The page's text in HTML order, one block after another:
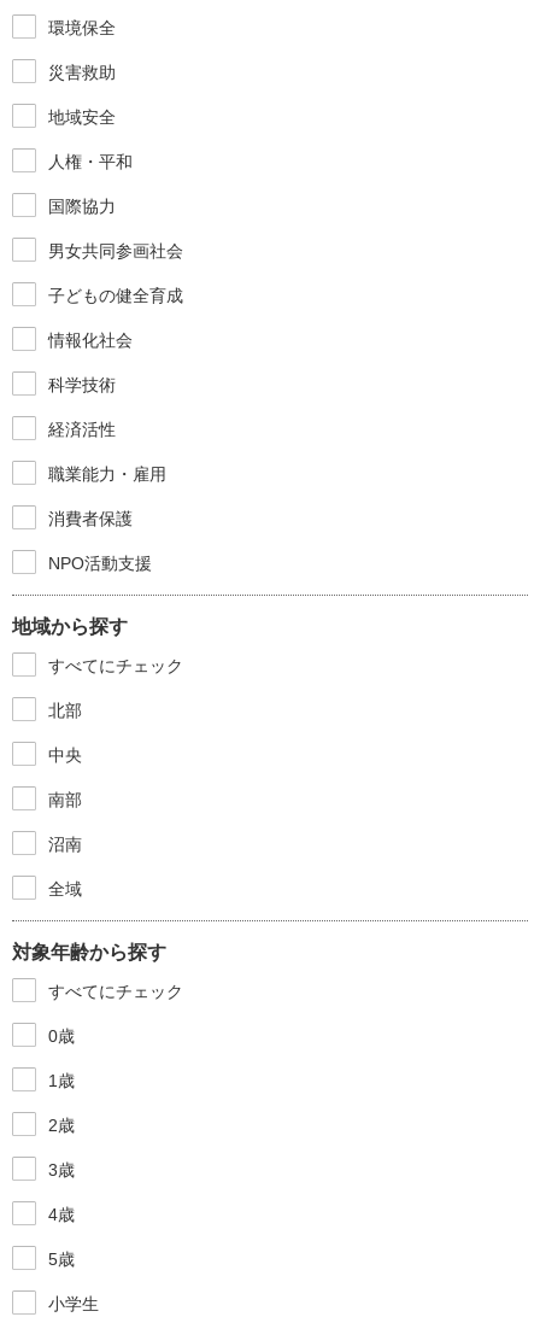
環境保全
災害救助
地域安全
人権・平和
国際協力
男女共同参画社会
子どもの健全育成
情報化社会
科学技術
経済活性
職業能力・雇用
消費者保護
NPO活動支援
地域から探す
すべてにチェック
北部
中央
南部
沼南
全域
対象年齢から探す
すべてにチェック
0歳
1歳
2歳
3歳
4歳
5歳
小学生